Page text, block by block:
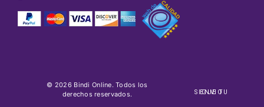
© 2026 Bindi Online. Todos los
derechos reservados.
SIGUE TU ENVIO